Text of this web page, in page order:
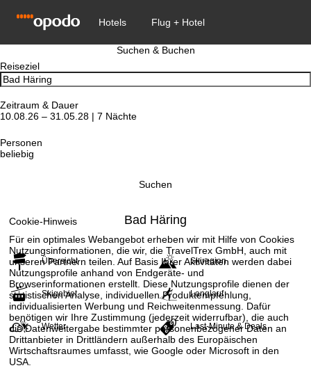
Cookie-Hinweis
Für ein optimales Webangebot erheben wir mit Hilfe von Cookies
Nutzungsinformationen, die wir, die TravelTrex GmbH, auch mit
unseren Partnern teilen. Auf Basis Ihrer Aktivitäten werden dabei
Nutzungsprofile anhand von Endgeräte- und
Browserinformationen erstellt. Diese Nutzungsprofile dienen der
statistischen Analyse, individuellen Produktempfehlung,
individualisierten Werbung und Reichweitenmessung. Dafür
benötigen wir Ihre Zustimmung (jederzeit widerrufbar), die auch
die Datenweitergabe bestimmter personenbezogener Daten an
Drittanbieter in Drittländern außerhalb des Europäischen
Wirtschaftsraumes umfasst, wie Google oder Microsoft in den
USA.
Suchen & Buchen
Reiseziel
Zeitraum & Dauer
10.08.26 – 31.05.28 | 7 Nächte
Personen
beliebig
Suchen
Bad Häring
Übersicht Skiregion
Skigebiet Langlauf
Wetter Last-Minute & Deals